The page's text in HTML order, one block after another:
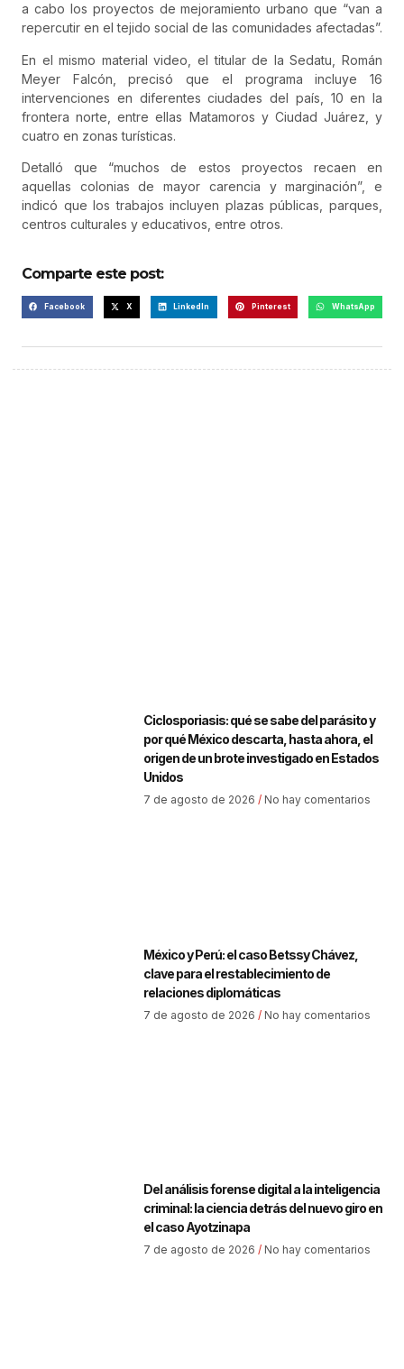
a cabo los proyectos de mejoramiento urbano que “van a
repercutir en el tejido social de las comunidades afectadas”.
En el mismo material video, el titular de la Sedatu, Román
Meyer Falcón, precisó que el programa incluye 16
intervenciones en diferentes ciudades del país, 10 en la
frontera norte, entre ellas Matamoros y Ciudad Juárez, y
cuatro en zonas turísticas.
Detalló que “muchos de estos proyectos recaen en
aquellas colonias de mayor carencia y marginación”, e
indicó que los trabajos incluyen plazas públicas, parques,
centros culturales y educativos, entre otros.
Comparte este post:
Facebook X LinkedIn Pinterest WhatsApp
Ciclosporiasis: qué se sabe del parásito y
por qué México descarta, hasta ahora, el
origen de un brote investigado en Estados
Unidos
7 de agosto de 2026 No hay comentarios
México y Perú: el caso Betssy Chávez,
clave para el restablecimiento de
relaciones diplomáticas
7 de agosto de 2026 No hay comentarios
Del análisis forense digital a la inteligencia
criminal: la ciencia detrás del nuevo giro en
el caso Ayotzinapa
7 de agosto de 2026 No hay comentarios